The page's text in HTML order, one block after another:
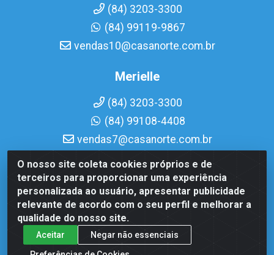
O nosso site coleta cookies próprios e de
terceiros para proporcionar uma experiência
personalizada ao usuário, apresentar publicidade
relevante de acordo com o seu perfil e melhorar a
qualidade do nosso site.
Aceitar
Negar não essenciais
(84) 3203-3300
(84) 99119-9867
vendas10@casanorte.com.br
Merielle
(84) 3203-3300
(84) 99108-4408
vendas7@casanorte.com.br
Casa Norte LTDA - Av. Interventor Mário Câmara, 1815 -
Dix-Sept Rosado, Natal/RN - CEP 59054-600 - CNPJ
08.713.513/0001-51